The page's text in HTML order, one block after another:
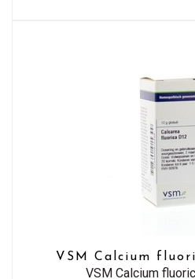
VSM Calcium
VSM Calcium